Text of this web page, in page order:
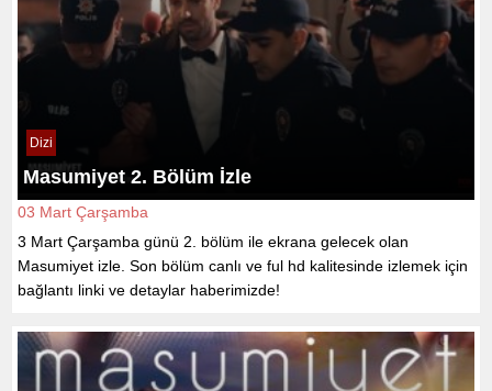
Dizi
Masumiyet 2. Bölüm İzle
03 Mart Çarşamba
3 Mart Çarşamba günü 2. bölüm ile ekrana gelecek olan
Masumiyet izle. Son bölüm canlı ve ful hd kalitesinde izlemek için
bağlantı linki ve detaylar haberimizde!